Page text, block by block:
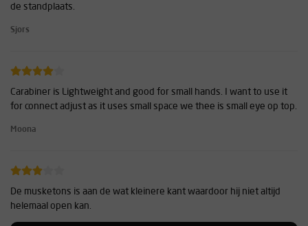
de standplaats.
Sjors
Carabiner is Lightweight and good for small hands. I want to use it
for connect adjust as it uses small space we thee is small eye op top.
Moona
De musketons is aan de wat kleinere kant waardoor hij niet altijd
helemaal open kan.